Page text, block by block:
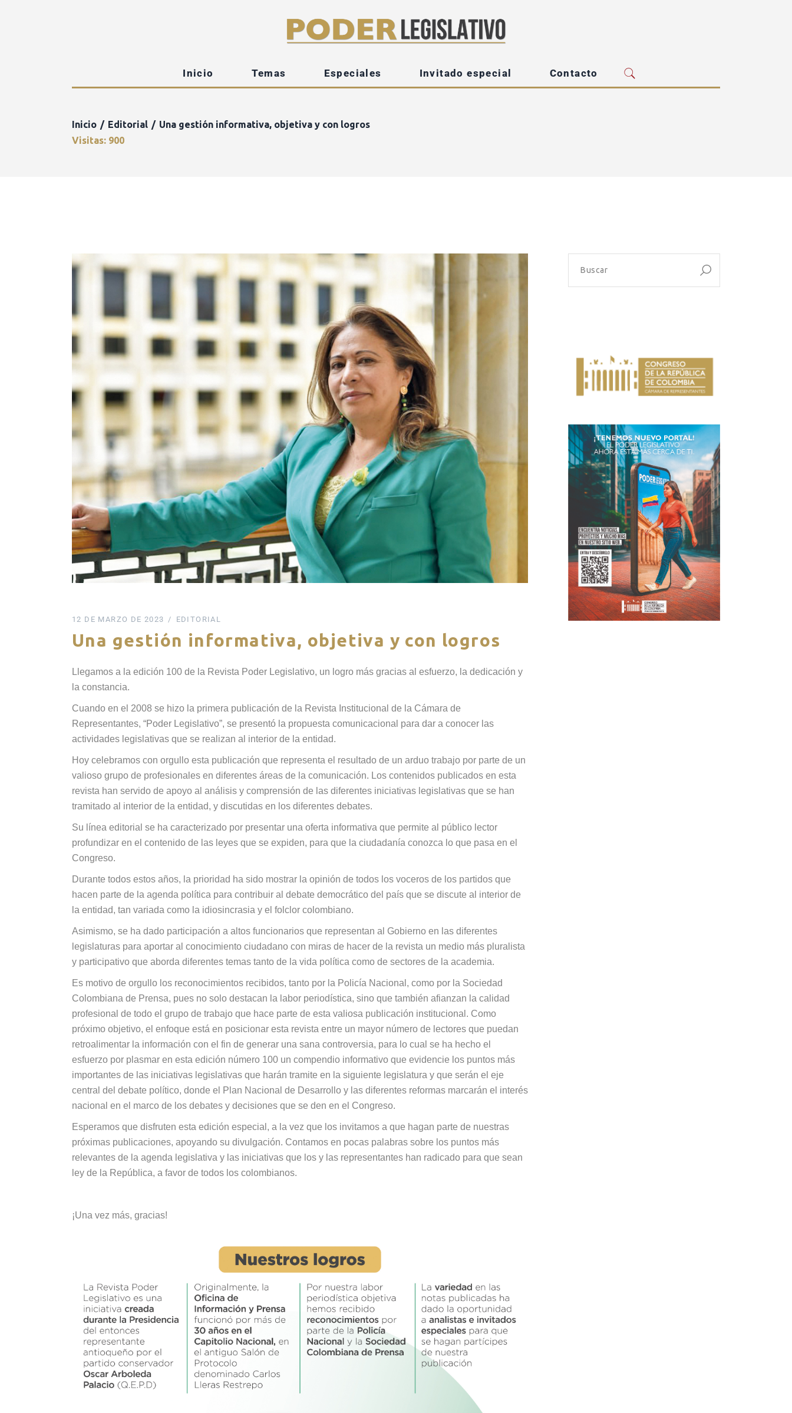
Inicio Temas Especiales Invitado especial Contacto
Inicio Editorial
Una gestión informativa, objetiva y con logros
Visitas: 900
12 DE MARZO DE 2023 EDITORIAL
Una gestión informativa, objetiva y con logros
Llegamos a la edición 100 de la Revista Poder Legislativo, un logro más gracias al esfuerzo, la dedicación y
la constancia.
Cuando en el 2008 se hizo la primera publicación de la Revista Institucional de la Cámara de
Representantes, “Poder Legislativo”, se presentó la propuesta comunicacional para dar a conocer las
actividades legislativas que se realizan al interior de la entidad.
Hoy celebramos con orgullo esta publicación que representa el resultado de un arduo trabajo por parte de un
valioso grupo de profesionales en diferentes áreas de la comunicación. Los contenidos publicados en esta
revista han servido de apoyo al análisis y comprensión de las diferentes iniciativas legislativas que se han
tramitado al interior de la entidad, y discutidas en los diferentes debates.
Su línea editorial se ha caracterizado por presentar una oferta informativa que permite al público lector
profundizar en el contenido de las leyes que se expiden, para que la ciudadanía conozca lo que pasa en el
Congreso.
Durante todos estos años, la prioridad ha sido mostrar la opinión de todos los voceros de los partidos que
hacen parte de la agenda política para contribuir al debate democrático del país que se discute al interior de
la entidad, tan variada como la idiosincrasia y el folclor colombiano.
Asimismo, se ha dado participación a altos funcionarios que representan al Gobierno en las diferentes
legislaturas para aportar al conocimiento ciudadano con miras de hacer de la revista un medio más pluralista
y participativo que aborda diferentes temas tanto de la vida política como de sectores de la academia.
Es motivo de orgullo los reconocimientos recibidos, tanto por la Policía Nacional, como por la Sociedad
Colombiana de Prensa, pues no solo destacan la labor periodística, sino que también afianzan la calidad
profesional de todo el grupo de trabajo que hace parte de esta valiosa publicación institucional. Como
próximo objetivo, el enfoque está en posicionar esta revista entre un mayor número de lectores que puedan
retroalimentar la información con el fin de generar una sana controversia, para lo cual se ha hecho el
esfuerzo por plasmar en esta edición número 100 un compendio informativo que evidencie los puntos más
importantes de las iniciativas legislativas que harán tramite en la siguiente legislatura y que serán el eje
central del debate político, donde el Plan Nacional de Desarrollo y las diferentes reformas marcarán el interés
nacional en el marco de los debates y decisiones que se den en el Congreso.
Esperamos que disfruten esta edición especial, a la vez que los invitamos a que hagan parte de nuestras
próximas publicaciones, apoyando su divulgación. Contamos en pocas palabras sobre los puntos más
relevantes de la agenda legislativa y las iniciativas que los y las representantes han radicado para que sean
ley de la República, a favor de todos los colombianos.
¡Una vez más, gracias!